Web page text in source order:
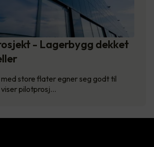
- Lagerbygg dekket
store flater egner seg godt til
pilotprosj…